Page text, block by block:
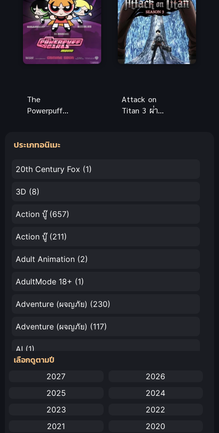
The
Powerpuff
เวอร์พัฟเกิร์ล
ไทย เต็มเรื่อง
Attack on
Titan 3 ผ่า
ประเภทอนิเมะ
20th Century Fox (1)
3D (8)
Action บู๊(657)
Action บู๊(211)
Adult Animation (2)
AdultMode 18+ (1)
Adventure (ผจญภัย) (230)
Adventure (ผจญภัย) (117)
AI (1)
Amazon Prime
Anal (ประตูหลัง)
(732)
เลือกดูตามปี
2027
2026
2025
2024
2023
2022
2021
2020